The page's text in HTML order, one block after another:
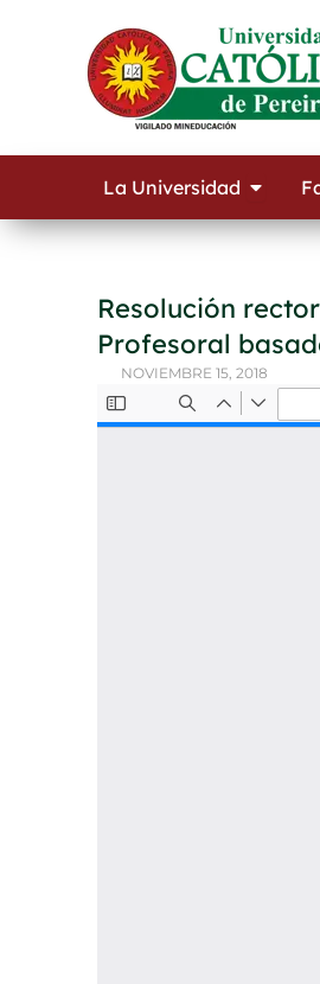
La Universidad Open
Resolución
Profesoral
NOVIEMBRE 15, 2018